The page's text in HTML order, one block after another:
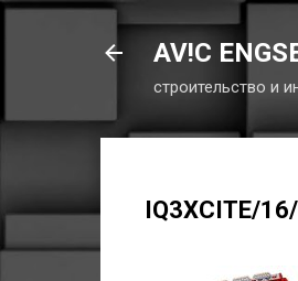
AV!C
строительство и
IQ3XCITE/